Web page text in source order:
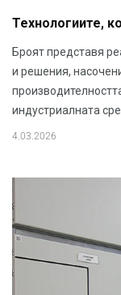
Технологиите,
Броят представя
и решения,
индустриалната
4.03.2026